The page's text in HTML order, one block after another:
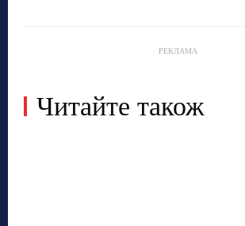
РЕКЛАМА
Читайте також